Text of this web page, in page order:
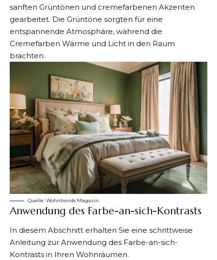
sanften Grüntönen und cremefarbenen Akzenten
gearbeitet. Die Grüntöne sorgten für eine
entspannende Atmosphäre, während die
Cremefarben Wärme und Licht in den Raum
brachten.
Quelle: Wohntrends Magazin
Anwendung des Farbe-an-sich-Kontrasts
In diesem Abschnitt erhalten Sie eine schrittweise
Anleitung zur Anwendung des Farbe-an-sich-
Kontrasts in Ihren Wohnräumen.